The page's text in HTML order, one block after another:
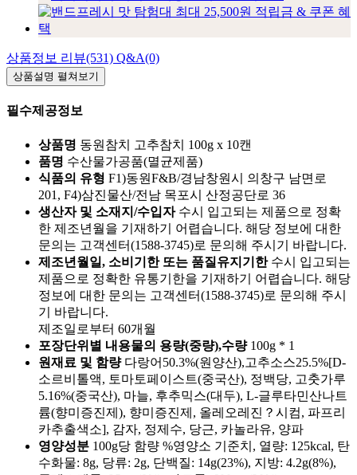
상품정보 리뷰(531) Q&A(0)
상품설명 펼쳐보기
필수제공정보
상품명 동원참치 고추참치 100g x 10캔
품명 수산물가공품(멸균제품)
식품의 유형 F1)동원F&B/경남창원시 의창구 남면로
201, F4)삼진물산/전남 목포시 산정공단로 36
생산자 및 소재지/수입자 수시 입고되는 제품으로 정확
한 제조년월을 기재하기 어렵습니다. 해당 정보에 대한
문의는 고객센터(1588-3745)로 문의해 주시기 바랍니다.
제조년월일, 소비기한 또는 품질유지기한 수시 입고되는
제품으로 정확한 유통기한을 기재하기 어렵습니다. 해당
정보에 대한 문의는 고객센터(1588-3745)로 문의해 주시
기 바랍니다.
제조일로부터 60개월
포장단위별 내용물의 용량(중량),수량 100g * 1
원재료 및 함량 다랑어50.3%(원양산),고추소스25.5%[D-
소르비톨액, 토마토페이스트(중국산), 정백당, 고춧가루
5.16%(중국산), 마늘, 후추믹스(대두), L-글루타민산나트
륨(향미증진제), 향미증진제, 올레오레진？시컴, 파프리
카추출색소], 감자, 정제수, 당근, 카놀라유, 양파
영양성분 100g당 함량 %영양소 기준치, 열량: 125kcal, 탄
수화물: 8g, 당류: 2g, 단백질: 14g(23%), 지방: 4.2g(8%),